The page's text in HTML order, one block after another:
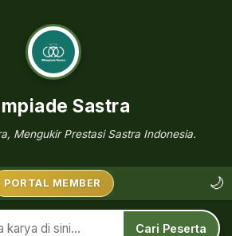
Sastra
Mengukir Prestasi Sastra Indonesia.
PORTAL MEMBER 🌙
Cari Peserta